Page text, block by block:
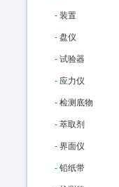
- 装置
- 盘仪
- 试验器
- 应力仪
- 检测底物
- 萃取剂
- 界面仪
- 铅纸带